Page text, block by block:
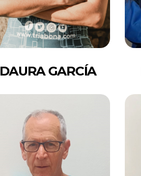
DAURA GARCÍA